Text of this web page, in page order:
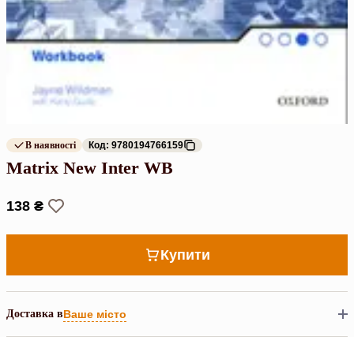
В наявності Код: 9780194766159
Matrix New Inter WB
138 ₴
Купити
Доставка вВаше місто